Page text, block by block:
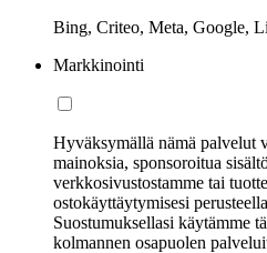
Bing, Criteo, Meta, Google,
Markkinointi
Hyväksymällä nämä palvelut
mainoksia, sponsoroitua
verkkosivustostamme tai
ostokäyttäytymisesi
Suostumuksellasi käytämme
kolmannen osapuolen